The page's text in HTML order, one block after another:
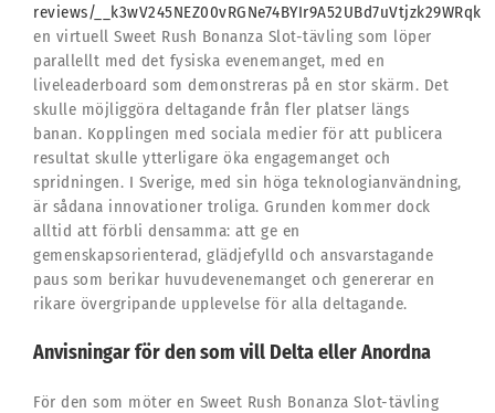
reviews/__k3wV245NEZ00vRGNe74BYIr9A52UBd7uVtjzk29WRqk
en virtuell Sweet Rush Bonanza Slot-tävling som löper
parallellt med det fysiska evenemanget, med en
liveleaderboard som demonstreras på en stor skärm. Det
skulle möjliggöra deltagande från fler platser längs
banan. Kopplingen med sociala medier för att publicera
resultat skulle ytterligare öka engagemanget och
spridningen. I Sverige, med sin höga teknologianvändning,
är sådana innovationer troliga. Grunden kommer dock
alltid att förbli densamma: att ge en
gemenskapsorienterad, glädjefylld och ansvarstagande
paus som berikar huvudevenemanget och genererar en
rikare övergripande upplevelse för alla deltagande.
Anvisningar för den som vill Delta eller Anordna
För den som möter en Sweet Rush Bonanza Slot-tävling